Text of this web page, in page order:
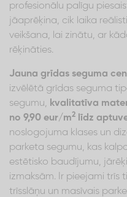
profesionālu palīgu
jāaprēķina, cik laika
veikšana, lai zinātu, ar
rēķināties.
Jauna grīdas seguma
izvēlētā grīdas seguma
segumu, kvalitatīva
no 9,90 eur/m2 līdz
noslogojuma klases un
parketa segumu, kas
estētisko baudījumu,
izmaksām. Ir pieejami trīs
trīsslāņu un masīvais